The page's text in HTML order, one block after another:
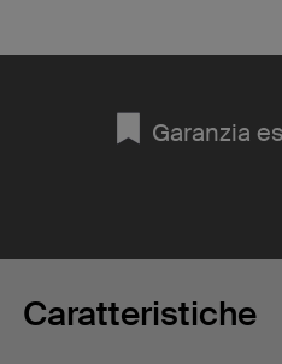
Garanzia
Caratteristiche